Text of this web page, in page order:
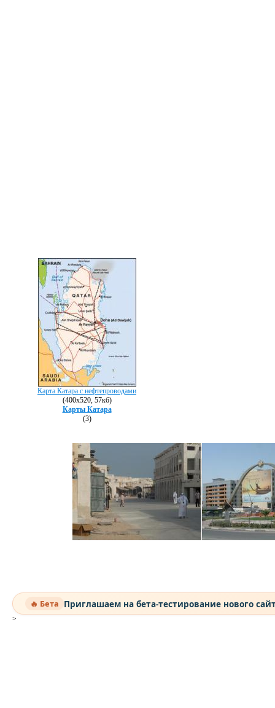
Карта Катара с нефтепроводами
(400х520, 57кб)
Карты Катара
(3)
🔥 Бета Приглашаем на бета-тестирование нового
>